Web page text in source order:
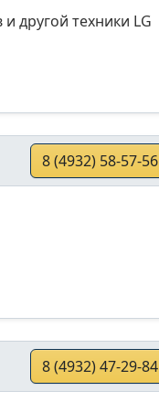
другой техники LG
8 (4932) 58-57-56
8 (4932) 47-29-84